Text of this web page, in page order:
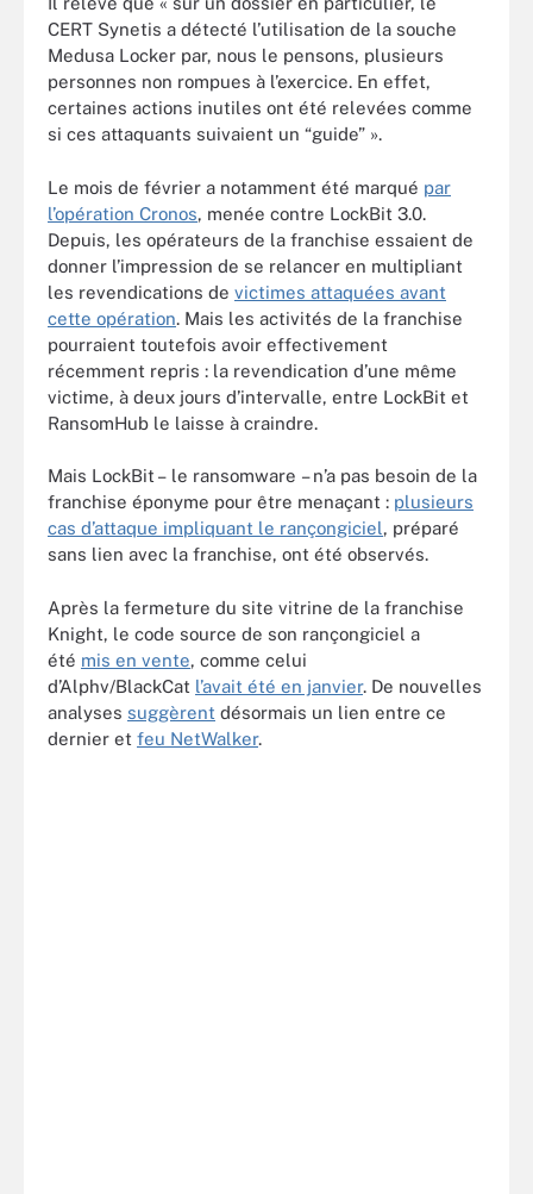
CERT Synetis a détecté l’utilisation de la souche
Medusa Locker par, nous le pensons, plusieurs
personnes non rompues à l’exercice. En effet,
certaines actions inutiles ont été relevées comme
si ces attaquants suivaient un “guide” ».
Le mois de février a notamment été marqué par
l’opération Cronos, menée contre LockBit 3.0.
Depuis, les opérateurs de la franchise essaient de
donner l’impression de se relancer en multipliant
les revendications de victimes attaquées avant
cette opération. Mais les activités de la franchise
pourraient toutefois avoir effectivement
récemment repris : la revendication d’une même
victime, à deux jours d’intervalle, entre LockBit et
RansomHub le laisse à craindre.
Mais LockBit – le ransomware – n’a pas besoin de la
franchise éponyme pour être menaçant : plusieurs
cas d’attaque impliquant le rançongiciel, préparé
sans lien avec la franchise, ont été observés.
Après la fermeture du site vitrine de la franchise
Knight, le code source de son rançongiciel a
été mis en vente, comme celui
d’Alphv/BlackCat l’avait été en janvier. De nouvelles
analyses suggèrent désormais un lien entre ce
dernier et feu NetWalker.